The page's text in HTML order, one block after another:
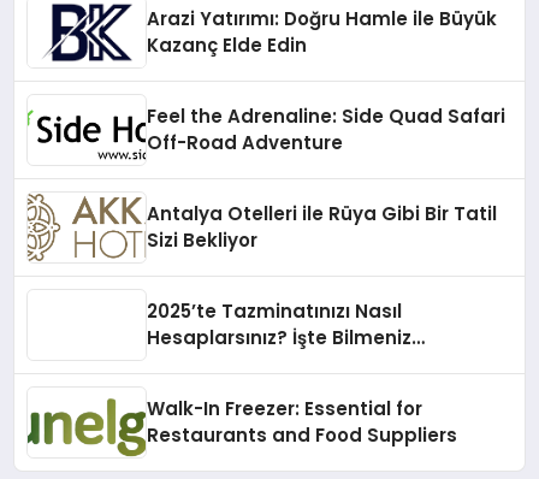
Arazi Yatırımı: Doğru Hamle ile Büyük
Kazanç Elde Edin
Feel the Adrenaline: Side Quad Safari
Off-Road Adventure
Antalya Otelleri ile Rüya Gibi Bir Tatil
Sizi Bekliyor
2025’te Tazminatınızı Nasıl
Hesaplarsınız? İşte Bilmeniz
Walk-In Freezer: Essential for
Restaurants and Food Suppliers